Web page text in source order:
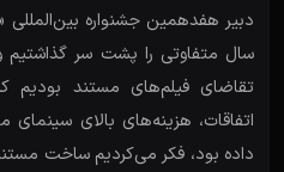
دبیر هفدهمین جشنواره
سال متفاوتی را پشت سر گذاشتیم
تقاضای فیلم‌های مستند بودیم
اتفاقات، هزینه‌های بالای
داده بود، فکر می‌کردیم ساخت